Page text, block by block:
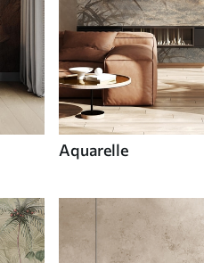
Aquarelle